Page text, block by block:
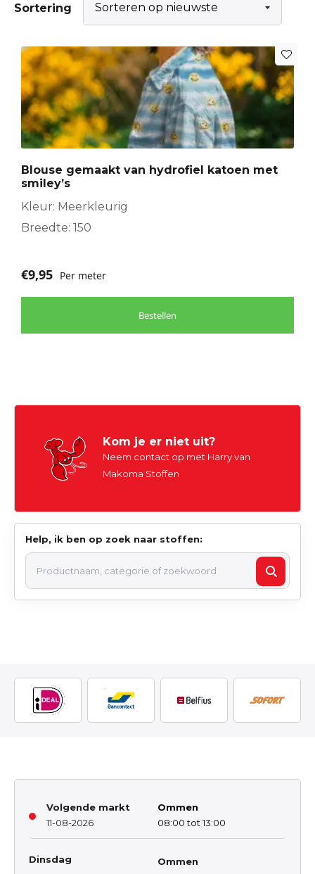
Sortering
Blouse gemaakt van hydrofiel katoen met
smiley’s
Kleur: Meerkleurig
Breedte: 150
€9,95 Per meter
Bestellen
Kom je er niet uit?
Neem contact op met Harry van
Makoma Stoffen
Help, ik ben op zoek naar stoffen:
Volgende markt
11-08-2026
Ommen
08:00 tot 13:00
Dinsdag
Ommen